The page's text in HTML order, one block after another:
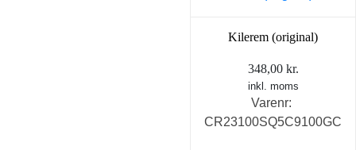
Kilerem (original)
348,00 kr.
inkl. moms
Varenr:
CR23100SQ5C9100GC